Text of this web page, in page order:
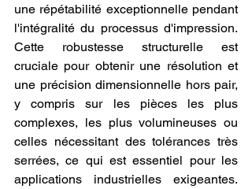
une répétabilité exceptionnelle pendant
l'intégralité du processus d'impression.
Cette robustesse structurelle est
cruciale pour obtenir une résolution et
une précision dimensionnelle hors pair,
y compris sur les pièces les plus
complexes, les plus volumineuses ou
celles nécessitant des tolérances très
serrées, ce qui est essentiel pour les
applications industrielles exigeantes.